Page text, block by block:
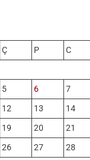
Ç P C
5 6 7
12 13 14
19 20 21
26 27 28